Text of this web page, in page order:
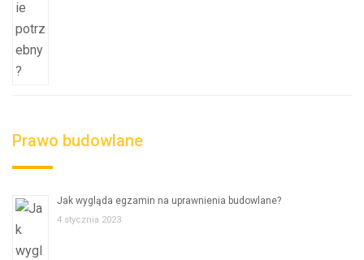
Prawo budowlane
Jak wygląda egzamin na uprawnienia budowlane?
4 stycznia 2023